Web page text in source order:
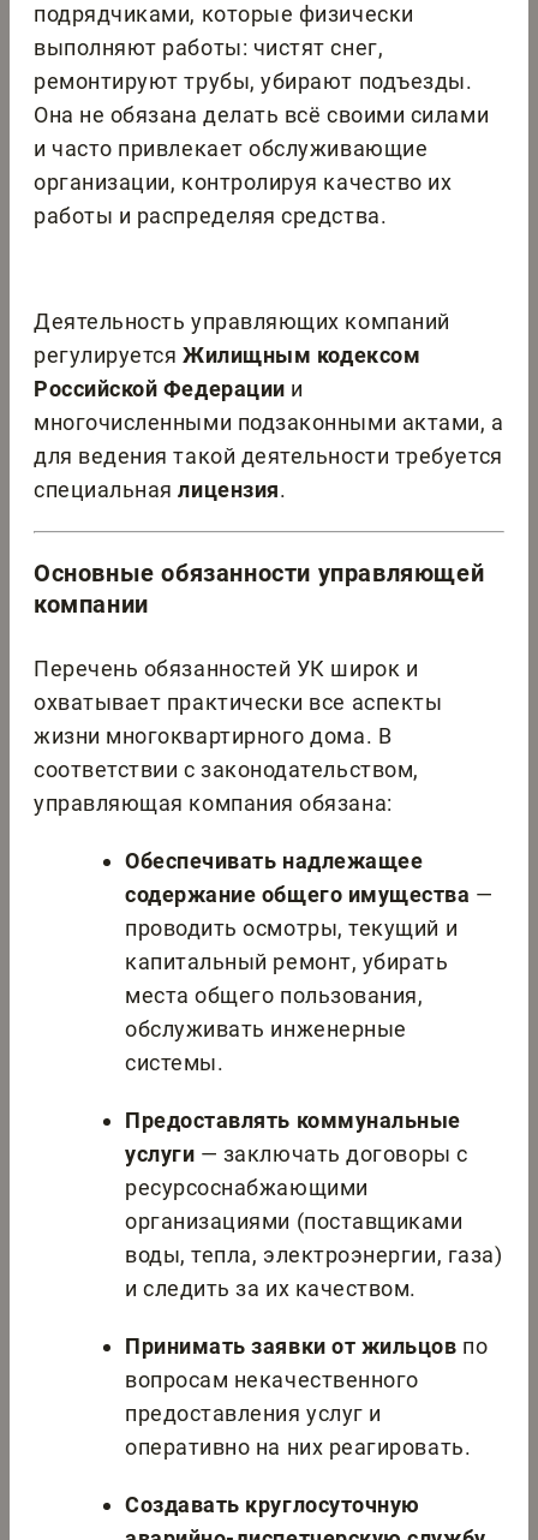
подрядчиками, которые физически
выполняют работы: чистят снег,
ремонтируют трубы, убирают подъезды.
Она не обязана делать всё своими силами
и часто привлекает обслуживающие
организации, контролируя качество их
работы и распределяя средства.
Деятельность управляющих компаний
регулируетсяЖилищным кодексом
Российской Федерации и
многочисленными подзаконными актами, а
для ведения такой деятельности требуется
специальнаялицензия.
Основные обязанности управляющей
компании
Перечень обязанностей УК широк и
охватывает практически все аспекты
жизни многоквартирного дома. В
соответствии с законодательством,
управляющая компания обязана:
Обеспечивать надлежащее
содержание общего имущества —
проводить осмотры, текущий и
капитальный ремонт, убирать
места общего пользования,
обслуживать инженерные
системы.
Предоставлять коммунальные
услуги — заключать договоры с
ресурсоснабжающими
организациями (поставщиками
воды, тепла, электроэнергии, газа)
и следить за их качеством.
Принимать заявки от жильцов по
вопросам некачественного
предоставления услуг и
оперативно на них реагировать.
Создавать круглосуточную